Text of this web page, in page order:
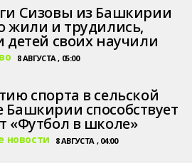
Сизовы из Башкирии
жили и трудились,
детей своих научили
8 АВГУСТА , 05:00
спорта в сельской
Башкирии способствует
«Футбол в школе»
новости 8 АВГУСТА , 04:00